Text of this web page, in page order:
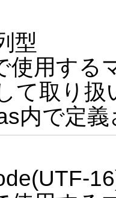
型
使用する
て取り
内で定